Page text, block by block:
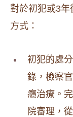
對於初犯或3年
方式：
初犯的處
錄，檢察
癮治療。
院審理，